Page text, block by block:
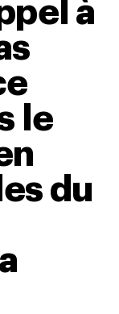
à
le
du